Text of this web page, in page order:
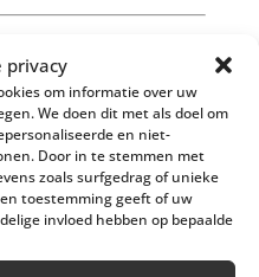
privacy
om informatie over uw
We doen dit met als doel om
en niet-
Door in te stemmen met
zoals surfgedrag of unieke
toestemming geeft of uw
invloed hebben op bepaalde
zijn het hele jaar